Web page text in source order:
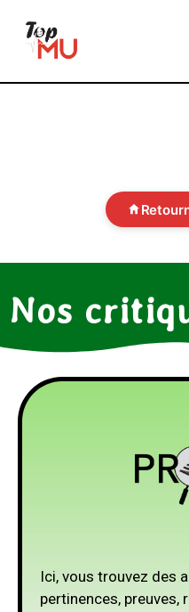
Nos
Ici, vous trouvez des
pertinences, preuves,